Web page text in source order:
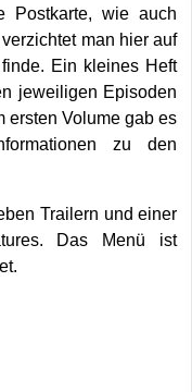
Postkarte, wie auch
man hier auf
Ein kleines Heft
jeweiligen Episoden
ersten Volume gab es
zu den
Trailern und einer
Das Menü ist